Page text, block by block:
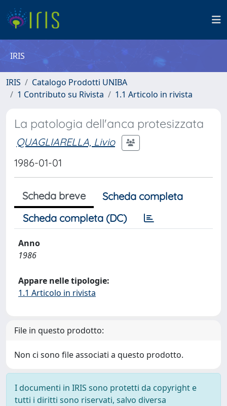
IRIS
IRIS
Catalogo Prodotti UNIBA
1 Contributo su Rivista
1.1 Articolo in rivista
La patologia dell'anca protesizzata
QUAGLIARELLA, Livio
1986-01-01
Scheda breve
Scheda completa
Scheda completa (DC)
Anno
1986
Appare nelle tipologie:
1.1 Articolo in rivista
File in questo prodotto:
Non ci sono file associati a questo prodotto.
I documenti in IRIS sono protetti da copyright e
tutti i diritti sono riservati, salvo diversa